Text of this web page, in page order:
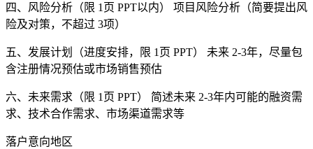
四、风险分析（限 1页 PPT以内） 项目风险分析（简要提出风
险及对策，不超过 3项）
五、发展计划（进度安排，限 1页 PPT） 未来 2-3年，尽量包
含注册情况预估或市场销售预估
六、未来需求（限 1页 PPT） 简述未来 2-3年内可能的融资需
求、技术合作需求、市场渠道需求等
落户意向地区